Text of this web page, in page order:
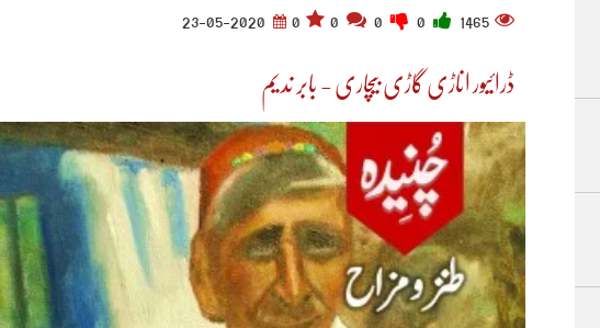
1465
0
23-05-2020
ڈرائیور اناڑی گاڑی بیچاری - بابر ندیم